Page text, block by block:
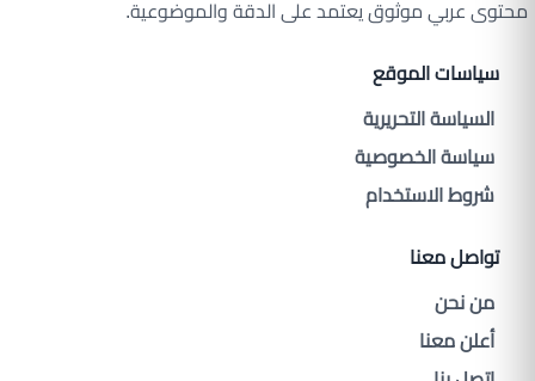
محتوى عربي موثوق يعتمد على الدقة والموضوعية.
سياسات الموقع
السياسة التحريرية
سياسة الخصوصية
شروط الاستخدام
تواصل معنا
من نحن
أعلن معنا